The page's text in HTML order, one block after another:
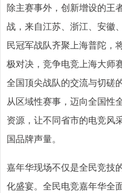
除主赛事外，创新增设的王
战，来自江苏、浙江、安徽
民冠军战队齐聚上海普陀，
极对决，竞争电竞上海大师
全国顶尖战队的交流与切磋
从区域性赛事，迈向全国性
资源，让不同省市的电竞风
国品牌声量。
嘉年华现场不仅是全民竞技
化盛宴。全民电竞嘉年华全